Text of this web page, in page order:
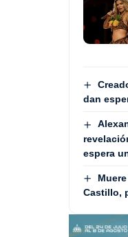
dan
espera
Castillo,